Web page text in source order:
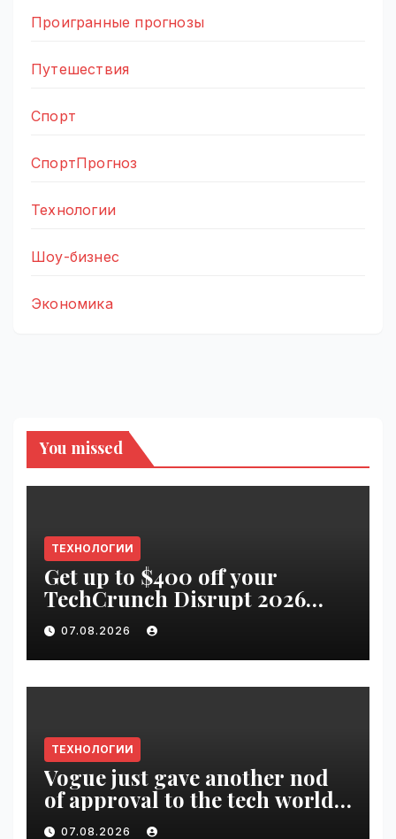
Проигранные прогнозы
Путешествия
Спорт
СпортПрогноз
Технологии
Шоу-бизнес
Экономика
You missed
ТЕХНОЛОГИИ
Get up to $400 off your
TechCrunch Disrupt 2026
pass until tomorrow |
VseTime.ru
07.08.2026
ТЕХНОЛОГИИ
Vogue just gave another nod
of approval to the tech world |
VseTime.ru
07.08.2026